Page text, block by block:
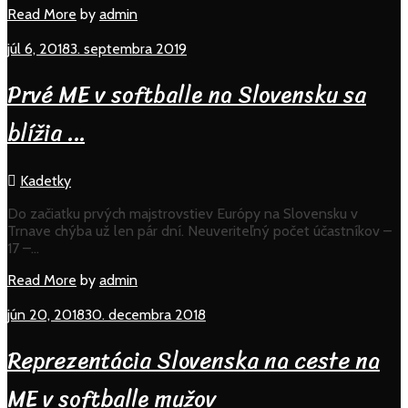
Read More Read
by admin
júl 6, 20183. septembra 2019
Prvé ME v softballe na Slovensku sa
blížia …
Kadetky
Do začiatku prvých majstrovstiev Európy na Slovensku v
Trnave chýba už len pár dní. Neuveriteľný počet účastníkov –
17 –…
Read More Read
by admin
jún 20, 201830. decembra 2018
Reprezentácia Slovenska na ceste na
ME v softballe mužov